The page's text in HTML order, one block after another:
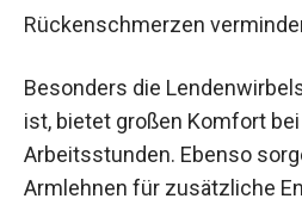
Rückenschmerzen
Besonders die
ist, bietet großen Komfort
Arbeitsstunden. Ebenso
Armlehnen für zusätzliche